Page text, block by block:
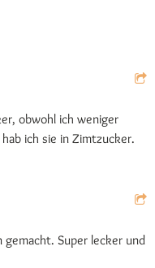
obwohl ich weniger
ich sie in Zimtzucker.
gemacht. Super lecker und